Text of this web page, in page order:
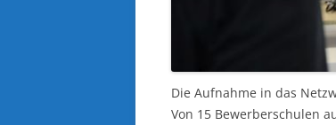
Die Aufnahme in das
Von 15 Bewerberschulen